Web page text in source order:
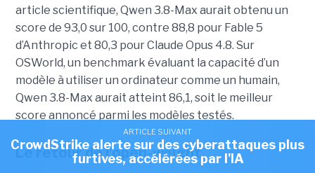
article scientifique, Qwen 3.8-Max aurait obtenu un
score de 93,0 sur 100, contre 88,8 pour Fable 5
d’Anthropic et 80,3 pour Claude Opus 4.8. Sur
OSWorld, un benchmark évaluant la capacité d’un
modèle à utiliser un ordinateur comme un humain,
Qwen 3.8-Max aurait atteint 86,1, soit le meilleur
score annoncé parmi les modèles testés.
Le retour de l’open-weight
ARTICLE SUIVANT
CrowdStrike alerte sur des cyberattaques plus
furtives, accélérées par l'IA